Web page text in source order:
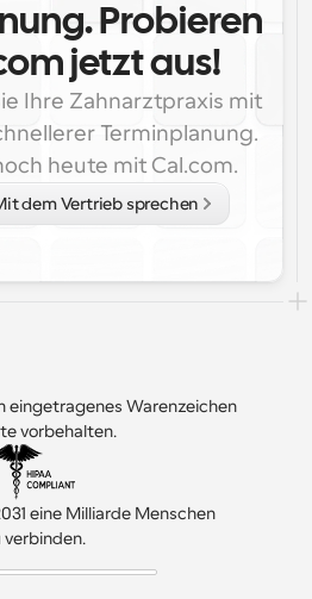
Probieren
jetzt aus!
Ihre Zahnarztpraxis mit
Terminplanung.
heute mit Cal.com.
dem Vertrieb sprechen
eingetragenes Warenzeichen
vorbehalten.
eine Milliarde Menschen